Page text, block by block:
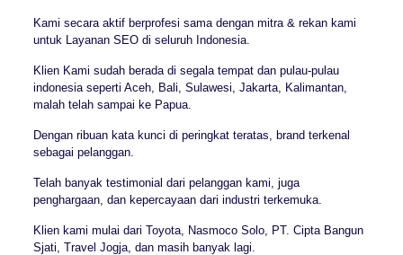
Kami secara aktif berprofesi sama dengan mitra & rekan kami
untuk Layanan SEO di seluruh Indonesia.
Klien Kami sudah berada di segala tempat dan pulau-pulau
indonesia seperti Aceh, Bali, Sulawesi, Jakarta, Kalimantan,
malah telah sampai ke Papua.
Dengan ribuan kata kunci di peringkat teratas, brand terkenal
sebagai pelanggan.
Telah banyak testimonial dari pelanggan kami, juga
penghargaan, dan kepercayaan dari industri terkemuka.
Klien kami mulai dari Toyota, Nasmoco Solo, PT. Cipta Bangun
Sjati, Travel Jogja, dan masih banyak lagi.